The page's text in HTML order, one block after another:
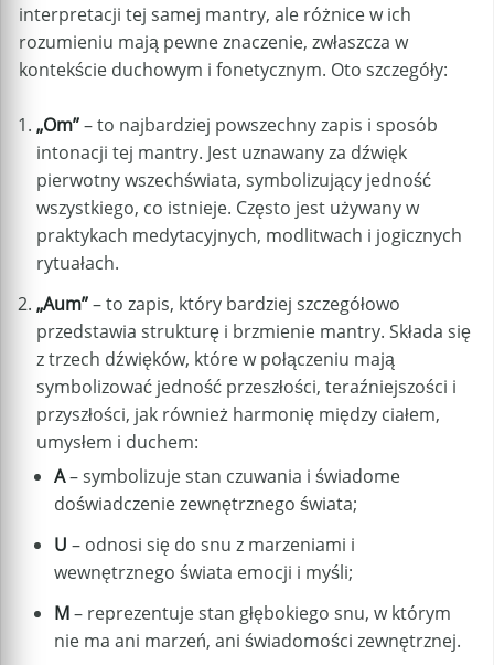
interpretacji tej samej mantry, ale różnice w ich
rozumieniu mają pewne znaczenie, zwłaszcza w
kontekście duchowym i fonetycznym. Oto szczegóły:
„Om”– to najbardziej powszechny zapis i sposób
intonacji tej mantry. Jest uznawany za dźwięk
pierwotny wszechświata, symbolizujący jedność
wszystkiego, co istnieje. Często jest używany w
praktykach medytacyjnych, modlitwach i jogicznych
rytuałach.
„Aum”– to zapis, który bardziej szczegółowo
przedstawia strukturę i brzmienie mantry. Składa się
z trzech dźwięków, które w połączeniu mają
symbolizować jedność przeszłości, teraźniejszości i
przyszłości, jak również harmonię między ciałem,
umysłem i duchem:
A– symbolizuje stan czuwania i świadome
doświadczenie zewnętrznego świata;
U – odnosi się do snu z marzeniami i
wewnętrznego świata emocji i myśli;
M– reprezentuje stan głębokiego snu, w którym
nie ma ani marzeń, ani świadomości zewnętrznej.